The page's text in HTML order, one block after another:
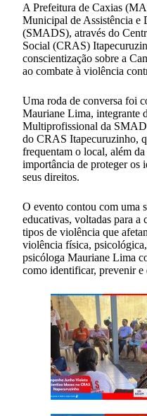
A Prefeitura de Caxias
Municipal de Assistência e
(SMADS), através do
Social (CRAS)
conscientização sobre a
ao combate à violência
Uma roda de conversa foi
Mauriane Lima, integrante
Multiprofissional da
do CRAS Itapecuruzinho,
frequentam o local, além
importância de proteger os
seus direitos.
O evento contou com uma
educativas, voltadas para a
tipos de violência que
violência física,
psicóloga Mauriane Lima
como identificar, prevenir e